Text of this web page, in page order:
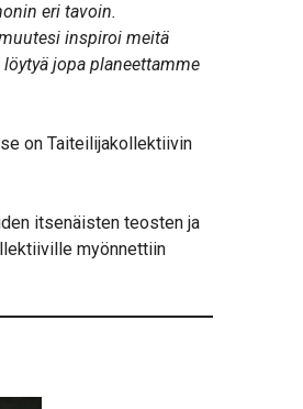
eri tavoin.
inspiroi meitä
jopa planeettamme
on Taiteilijakollektiivin
itsenäisten teosten ja
myönnettiin